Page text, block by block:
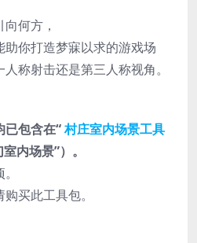
何方，
你打造梦寐以求的游戏场
称射击还是第三人称视角。
已包含在“村庄室内场景工具
内场景”）。
买此工具包。